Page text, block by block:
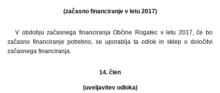
(začasno financiranje v letu 2017)
V obdobju začasnega financiranja Občine Rogatec v letu 2017, če bo
začasno financiranje potrebno, se uporablja ta odlok in sklep o določitvi
začasnega financiranja.
14. člen
(uveljavitev odloka)